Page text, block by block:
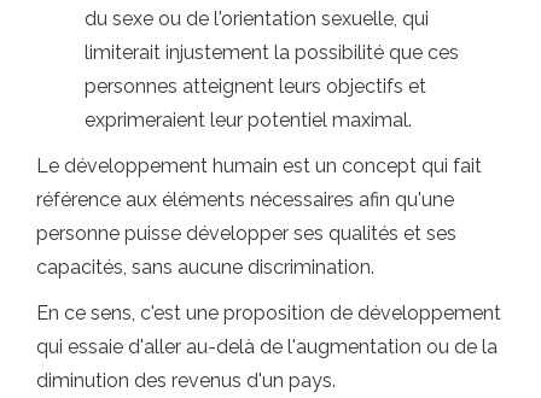
du sexe ou de l'orientation sexuelle, qui
limiterait injustement la possibilité que ces
personnes atteignent leurs objectifs et
exprimeraient leur potentiel maximal.
Le développement humain est un concept qui fait
référence aux éléments nécessaires afin qu'une
personne puisse développer ses qualités et ses
capacités, sans aucune discrimination.
En ce sens, c'est une proposition de développement
qui essaie d'aller au-delà de l'augmentation ou de la
diminution des revenus d'un pays.